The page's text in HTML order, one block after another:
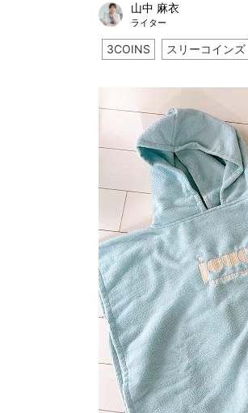
山中 麻衣
ライター
3COINS スリーコインズ